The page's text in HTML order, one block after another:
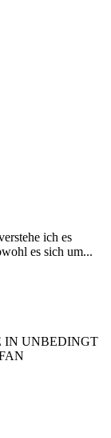
ich es
es sich um...
IN UNBEDINGT